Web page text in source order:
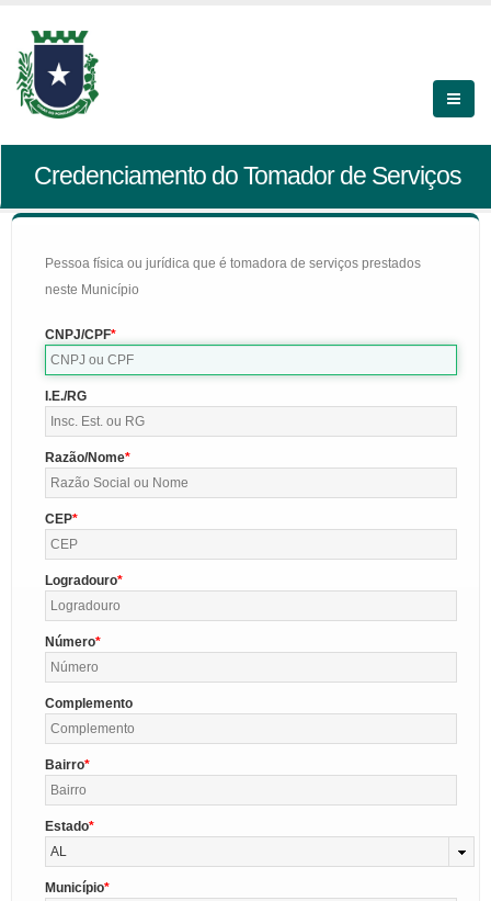
Credenciamento do Tomador de Serviços
Pessoa física ou jurídica que é tomadora de serviços prestados
neste Município
CNPJ/CPF
I.E./RG
Razão/Nome
CEP
Logradouro
Número
Complemento
Bairro
Estado
AL
Município